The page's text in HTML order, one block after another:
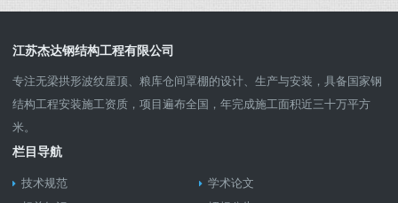
江苏杰达钢结构工程有限公司
专注无梁拱形波纹屋顶、粮库仓间罩棚的设计、生产与安装，具备国家钢
结构工程安装施工资质，项目遍布全国，年完成施工面积近三十万平方
米。
栏目导航
技术规范
学术论文